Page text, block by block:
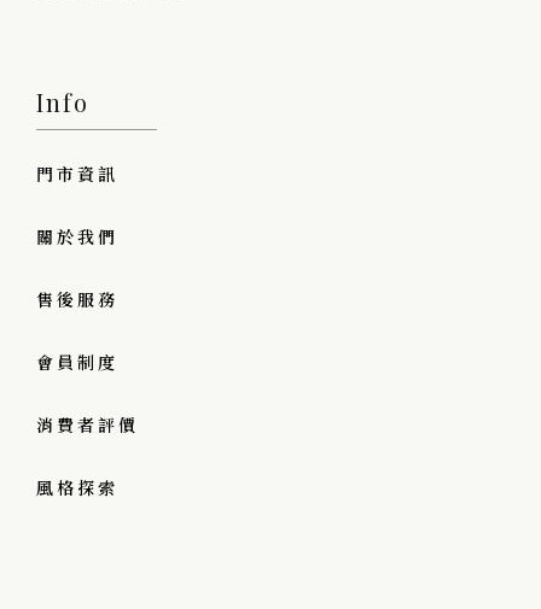
Info
門市資訊
關於我們
售後服務
會員制度
消費者評價
風格探索